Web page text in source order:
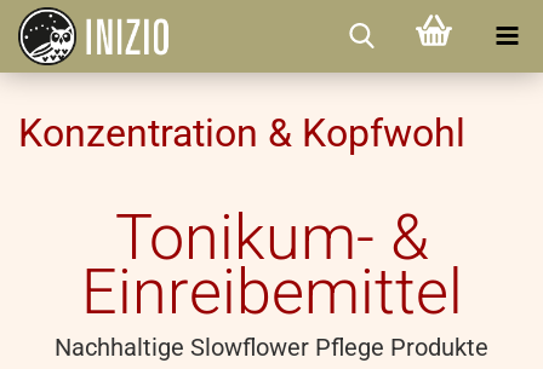
Konzentration & Kopfwohl
Tonikum- &
Einreibemittel
Nachhaltige Slowflower Pflege Produkte